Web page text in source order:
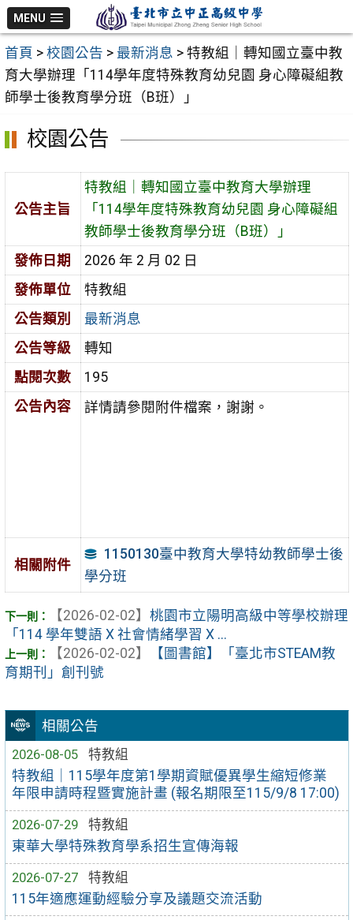
跳
至
主
要
內
MENU
首頁 > 校園公告 > 最新消息 > 特教組｜轉知國立臺中教
育大學辦理「114學年度特殊教育幼兒園 身心障礙組教
師學士後教育學分班（B班）」
相關公告
2026-08-05
特教組
特教組｜115學年度第1學期資賦優異學生縮短修業
年限申請時程暨實施計畫 (報名期限至115/9/8 17:00)
2026-07-29
特教組
東華大學特殊教育學系招生宣傳海報
2026-07-27
特教組
115年適應運動經驗分享及議題交流活動
校園公告
公告主旨
特教組｜轉知國立臺中教育大學辦理
「114學年度特殊教育幼兒園 身心障礙組
教師學士後教育學分班（B班）」
發佈日期
2026 年 2 月 02 日
發佈單位
特教組
公告類別
最新消息
公告等級
轉知
點閱次數
195
公告內容
詳情請參閱附件檔案，謝謝。
相關附件
1150130臺中教育大學特幼教師學士後
學分班
【2026-02-02】 桃園市立陽明高級中等學校辦理
「114 學年雙語 X 社會情緒學習 X ...
【2026-02-02】
【圖書館】「臺北市STEAM教
育期刊」創刊號